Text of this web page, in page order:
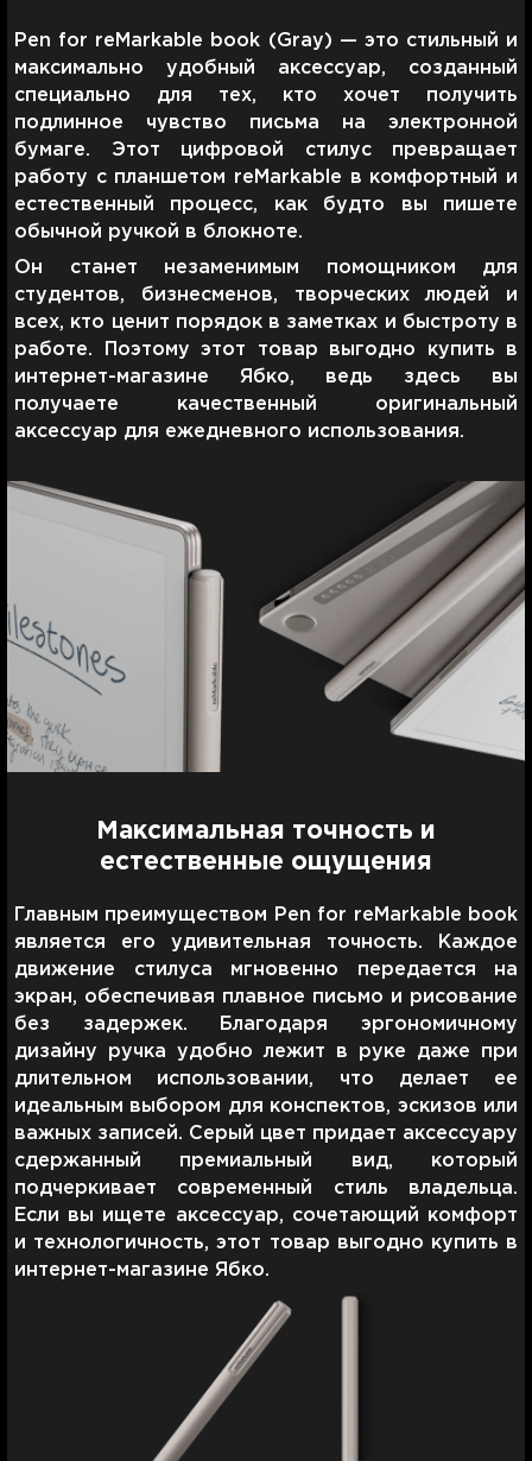
Pen for reMarkable book (Gray) — это стильный и
максимально удобный аксессуар, созданный
специально для тех, кто хочет получить
подлинное чувство письма на электронной
бумаге. Этот цифровой стилус превращает
работу с планшетом reMarkable в комфортный и
естественный процесс, как будто вы пишете
обычной ручкой в ​​блокноте.
Он станет незаменимым помощником для
студентов, бизнесменов, творческих людей и
всех, кто ценит порядок в заметках и быстроту в
работе. Поэтому этот товар выгодно купить в
интернет-магазине Ябко, ведь здесь вы
получаете качественный оригинальный
аксессуар для ежедневного использования.
Максимальная точность и
естественные ощущения
Главным преимуществом Pen for reMarkable book
является его удивительная точность. Каждое
движение стилуса мгновенно передается на
экран, обеспечивая плавное письмо и рисование
без задержек. Благодаря эргономичному
дизайну ручка удобно лежит в руке даже при
длительном использовании, что делает ее
идеальным выбором для конспектов, эскизов или
важных записей. Серый цвет придает аксессуару
сдержанный премиальный вид, который
подчеркивает современный стиль владельца.
Если вы ищете аксессуар, сочетающий комфорт
и технологичность, этот товар выгодно купить в
интернет-магазине Ябко.